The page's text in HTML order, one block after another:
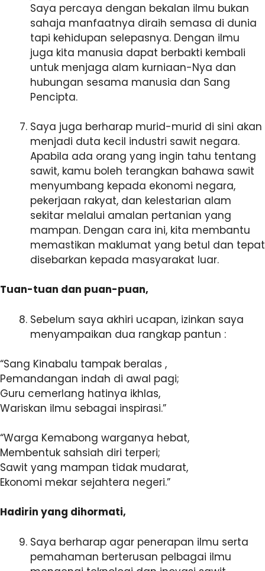
Saya percaya dengan bekalan ilmu bukan
sahaja manfaatnya diraih semasa di dunia
tapi kehidupan selepasnya. Dengan ilmu
juga kita manusia dapat berbakti kembali
untuk menjaga alam kurniaan-Nya dan
hubungan sesama manusia dan Sang
Pencipta.
Saya juga berharap murid-murid di sini akan
menjadi duta kecil industri sawit negara.
Apabila ada orang yang ingin tahu tentang
sawit, kamu boleh terangkan bahawa sawit
menyumbang kepada ekonomi negara,
pekerjaan rakyat, dan kelestarian alam
sekitar melalui amalan pertanian yang
mampan. Dengan cara ini, kita membantu
memastikan maklumat yang betul dan tepat
disebarkan kepada masyarakat luar.
Tuan-tuan dan puan-puan,
Sebelum saya akhiri ucapan, izinkan saya
menyampaikan dua rangkap pantun :
“Sang Kinabalu tampak beralas ,
Pemandangan indah di awal pagi;
Guru cemerlang hatinya ikhlas,
Wariskan ilmu sebagai inspirasi.”
“Warga Kemabong warganya hebat,
Membentuk sahsiah diri terperi;
Sawit yang mampan tidak mudarat,
Ekonomi mekar sejahtera negeri.”
Hadirin yang dihormati,
Saya berharap agar penerapan ilmu serta
pemahaman berterusan pelbagai ilmu